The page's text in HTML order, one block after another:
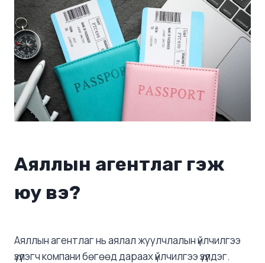
Аяллын агентлаг гэж
юу вэ?
Аяллын агентлаг нь аялал жуулчлалын үйлчилгээ
үзүүлэгч компани бөгөөд дараах үйлчилгээ үзүүлдэг.